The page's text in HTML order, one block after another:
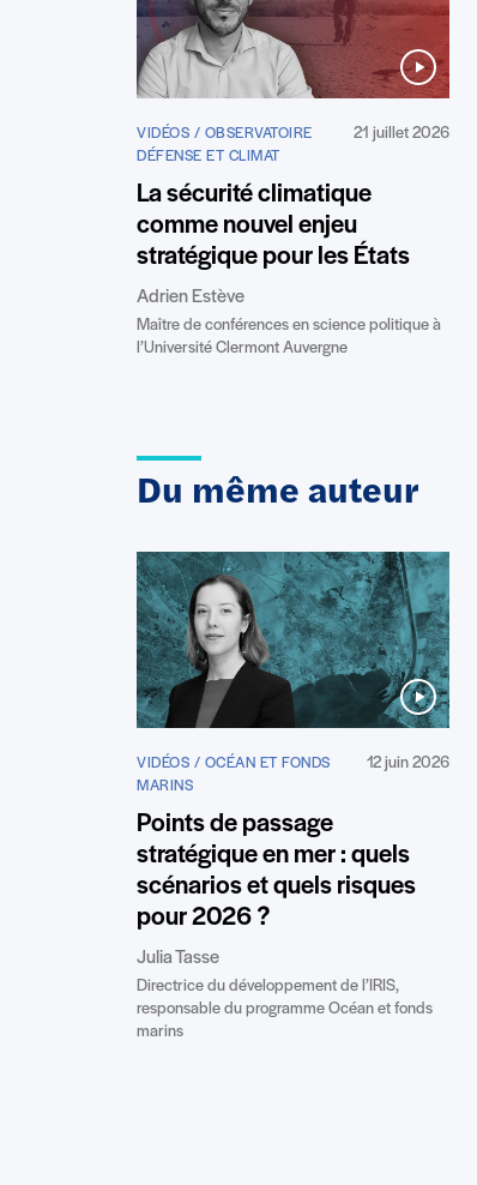
VIDÉOS / OBSERVATOIRE
DÉFENSE ET CLIMAT
21 juillet 2026
La sécurité climatique
comme nouvel enjeu
stratégique pour les États
Adrien Estève
Maître de conférences en science politique à
l’Université Clermont Auvergne
Du même auteur
VIDÉOS / OCÉAN ET FONDS
MARINS
12 juin 2026
Points de passage
stratégique en mer : quels
scénarios et quels risques
pour 2026 ?
Julia Tasse
Directrice du développement de l’IRIS,
responsable du programme Océan et fonds
marins